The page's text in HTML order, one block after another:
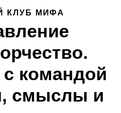
КЛУБ МИФА
командой
смыслы и